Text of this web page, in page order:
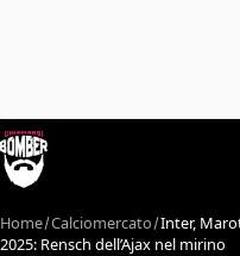
Home Calciomercato Inter,
2025: Rensch dell’Ajax nel mirino